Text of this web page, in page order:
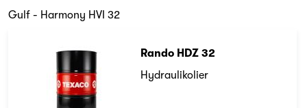
Gulf - Harmony HVI 32
Rando HDZ 32
Hydraulikolier